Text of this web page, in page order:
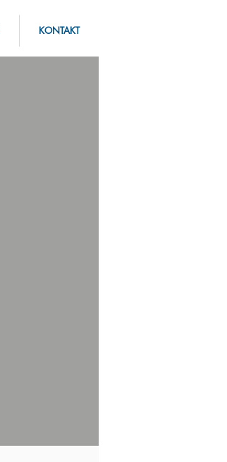
KONTAKT